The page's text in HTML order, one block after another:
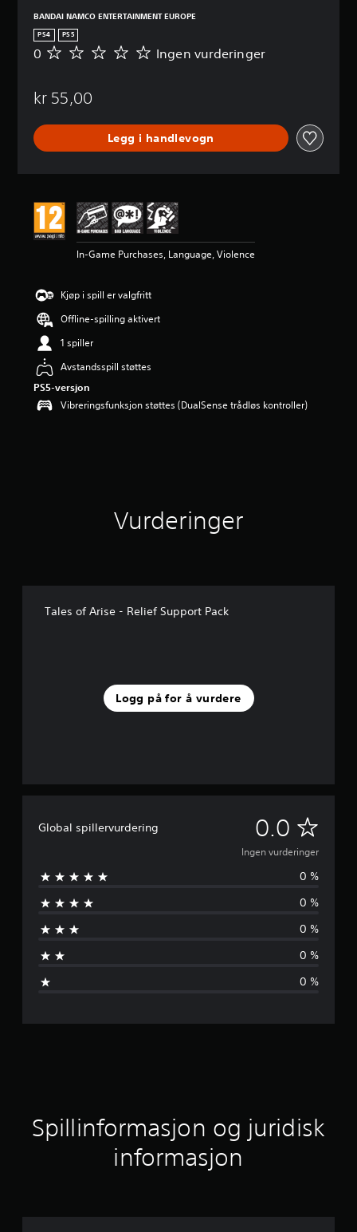
BANDAI NAMCO ENTERTAINMENT EUROPE
PS4 PS5
I
e
v
u
n
g
0 Ingen vurderinger
kr 55,00
Legg i handlevogn
In-Game Purchases, Language, Violence
Kjøp i spill er valgfritt
Offline-spilling aktivert
1 spiller
Avstandsspill støttes
PS5-versjon
Vibreringsfunksjon støttes (DualSense trådløs kontroller)
Vurderinger
Tales of Arise - Relief Support Pack
Logg på for å vurdere
Global spillervurdering 0.0
n
g
e
n
v
r
r
g
Ingen vurderinger
0 %
0 %
0 %
0 %
0 %
Spillinformasjon og juridisk
informasjon